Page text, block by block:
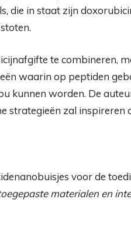
die in staat zijn
te combineren,
waarin op peptiden
kunnen worden. De
strategieën zal inspireren
voor de
materialen en